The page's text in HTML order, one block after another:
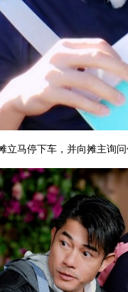
马停下车，并向摊主询